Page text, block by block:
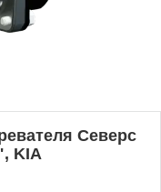
Северс
KIA